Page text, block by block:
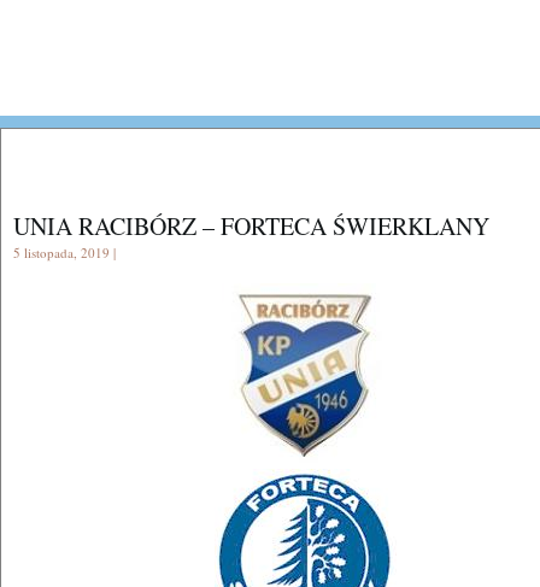
UNIA RACIBÓRZ – FORTECA ŚWIERKLANY
5 listopada, 2019 |